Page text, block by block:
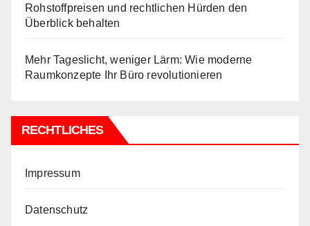
Rohstoffpreisen und rechtlichen Hürden den
Überblick behalten
Mehr Tageslicht, weniger Lärm: Wie moderne
Raumkonzepte Ihr Büro revolutionieren
RECHTLICHES
Impressum
Datenschutz